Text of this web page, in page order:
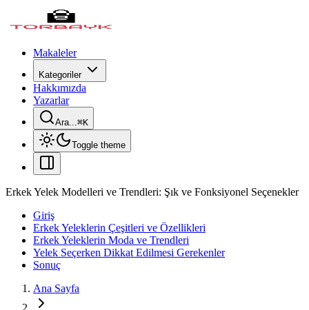
Makaleler
Kategoriler
Hakkımızda
Yazarlar
Ara...⌘K
Toggle theme
Erkek Yelek Modelleri ve Trendleri: Şık ve Fonksiyonel Seçenekler
Giriş
Erkek Yeleklerin Çeşitleri ve Özellikleri
Erkek Yeleklerin Moda ve Trendleri
Yelek Seçerken Dikkat Edilmesi Gerekenler
Sonuç
Ana Sayfa